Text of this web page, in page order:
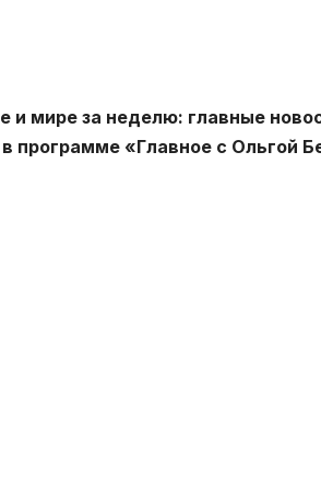
и мире за неделю: главные
программе «Главное с Ольгой